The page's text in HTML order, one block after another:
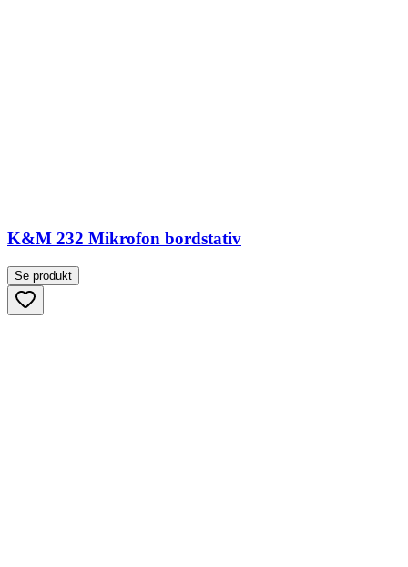
K&M 232 Mikrofon bordstativ
Se produkt